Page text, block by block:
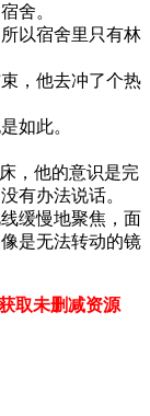
舍。
以宿舍里只有林
，他去冲了个热
如此。
，他的意识是完
有办法说话。
缓慢地聚焦，面
是无法转动的镜
取未删减资源